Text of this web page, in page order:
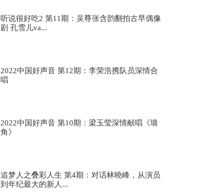
听说很好吃2 第11期：吴尊张含韵翻拍古早偶像
剧 孔雪儿va...
2022中国好声音 第12期：李荣浩携队员深情合
唱
2022中国好声音 第10期：梁玉莹深情献唱《墙
角》
追梦人之叠彩人生 第4期：对话林曉峰，从演员
到年纪最大的新人...